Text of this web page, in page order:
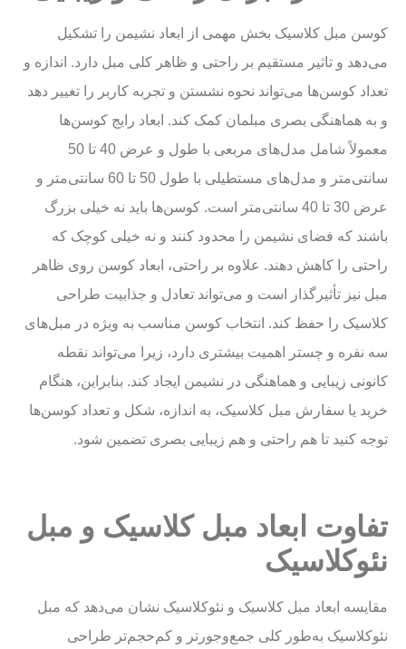
کوسن مبل کلاسیک بخش مهمی از ابعاد نشیمن را تشکیل
می‌دهد و تاثیر مستقیم بر راحتی و ظاهر کلی مبل دارد. اندازه و
تعداد کوسن‌ها می‌تواند نحوه نشستن و تجربه کاربر را تغییر دهد
و به هماهنگی بصری مبلمان کمک کند. ابعاد رایج کوسن‌ها
معمولاً شامل مدل‌های مربعی با طول و عرض 40 تا 50
سانتی‌متر و مدل‌های مستطیلی با طول 50 تا 60 سانتی‌متر و
عرض 30 تا 40 سانتی‌متر است. کوسن‌ها باید نه خیلی بزرگ
باشند که فضای نشیمن را محدود کنند و نه خیلی کوچک که
راحتی را کاهش دهند. علاوه بر راحتی، ابعاد کوسن روی ظاهر
مبل نیز تأثیرگذار است و می‌تواند تعادل و جذابیت طراحی
کلاسیک را حفظ کند. انتخاب کوسن مناسب به ویژه در مبل‌های
سه نفره و چستر اهمیت بیشتری دارد، زیرا می‌تواند نقطه
کانونی زیبایی و هماهنگی در نشیمن ایجاد کند. بنابراین، هنگام
خرید یا سفارش مبل کلاسیک، به اندازه، شکل و تعداد کوسن‌ها
توجه کنید تا هم راحتی و هم زیبایی بصری تضمین شود.
تفاوت ابعاد مبل کلاسیک و مبل
نئوکلاسیک
مقایسه ابعاد مبل کلاسیک و نئوکلاسیک نشان می‌دهد که مبل
نئوکلاسیک به‌طور کلی جمع‌وجورتر و کم‌حجم‌تر طراحی